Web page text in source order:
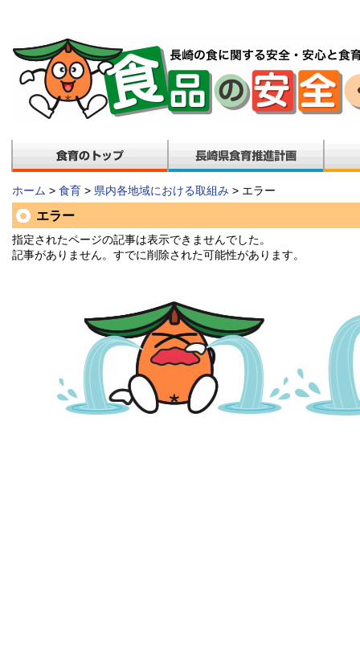
ホーム > 食育 > 県内各地域における取組み > エラー
エラー
指定されたページの記事は表示できませんでした。
記事がありません。すでに削除された可能性があります。